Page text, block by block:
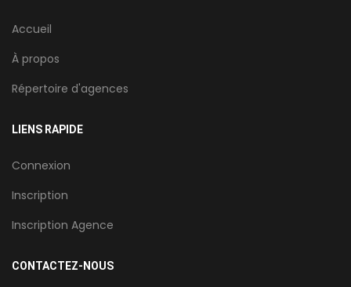
Accueil
À propos
Répertoire d'agences
LIENS RAPIDE
Connexion
Inscription
Inscription Agence
CONTACTEZ-NOUS